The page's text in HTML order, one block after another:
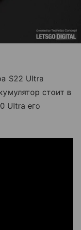
S22 Ultra
стоит в
Ultra его